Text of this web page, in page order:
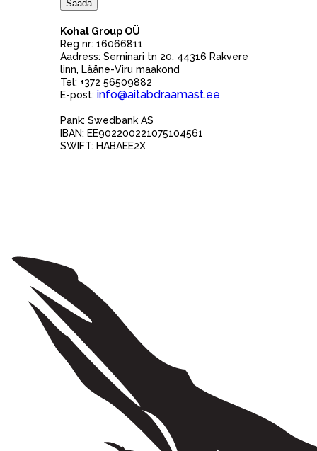
Kohal Group OÜ
Reg nr: 16066811
Aadress: Seminari tn 20, 44316 Rakvere
linn, Lääne-Viru maakond
Tel: +372 56509882
E-post: info@aitabdraamast.ee
Pank: Swedbank AS
IBAN: EE902200221075104561
SWIFT: HABAEE2X